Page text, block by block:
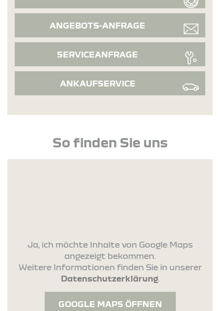
ANGEBOTS-ANFRAGE
SERVICEANFRAGE
ANKAUFSERVICE
So finden Sie uns
Ja, ich möchte Inhalte von Google Maps
angezeigt bekommen.
Weitere Informationen finden Sie in unserer
Datenschutzerklärung.
GOOGLE MAPS ÖFFNEN